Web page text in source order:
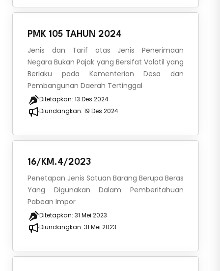
PMK 105 TAHUN 2024
Jenis dan Tarif atas Jenis Penerimaan
Negara Bukan Pajak yang Bersifat Volatil yang
Berlaku pada Kementerian Desa dan
Pembangunan Daerah Tertinggal
Ditetapkan: 13 Des 2024
Diundangkan: 19 Des 2024
16/KM.4/2023
Penetapan Jenis Satuan Barang Berupa Beras
Yang Digunakan Dalam Pemberitahuan
Pabean Impor
Ditetapkan: 31 Mei 2023
Diundangkan: 31 Mei 2023